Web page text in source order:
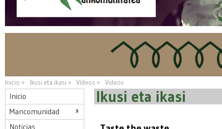
Inicio » Ikusi eta ikasi » Vídeos » Videos
Inicio
Mancomunidad
Noticias
Ikusi eta ikasi